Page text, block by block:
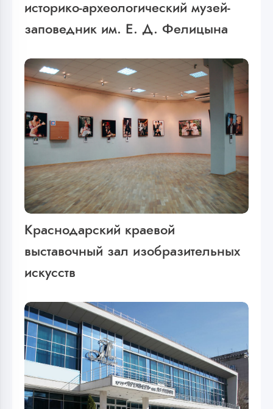
историко-археологический музей-
заповедник им. Е. Д. Фелицына
Краснодарский краевой
выставочный зал изобразительных
искусств